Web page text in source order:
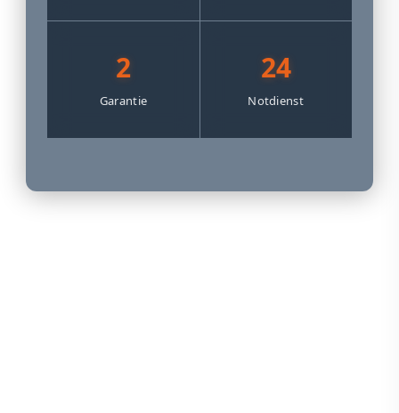
2
Garantie
24
Notdienst